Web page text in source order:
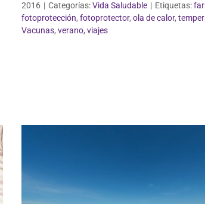
2016 | Categorías:Vida Saludable | Etiquetas:
fotoprotección, fotoprotector, ola de calor,
Vacunas, verano, viajes